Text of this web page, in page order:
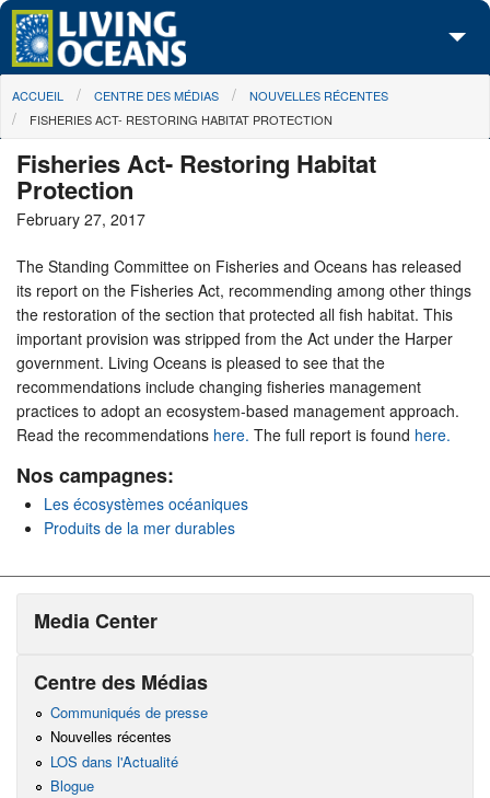
Skip to main content
À propos de nous
Centre des Médias
Passez à l'action
You are here
ACCUEIL CENTRE DES MÉDIAS
NOUVELLES RÉCENTES
FISHERIES ACT- RESTORING HABITAT PROTECTION
Fisheries Act- Restoring Habitat
Protection
February 27, 2017
The Standing Committee on Fisheries and Oceans has released
its report on the Fisheries Act, recommending among other things
the restoration of the section that protected all fish habitat. This
important provision was stripped from the Act under the Harper
government. Living Oceans is pleased to see that the
recommendations include changing fisheries management
practices to adopt an ecosystem-based management approach.
Read the recommendations here. The full report is found here.
Nos campagnes:
Les écosystèmes océaniques
Produits de la mer durables
Media Center
Centre des Médias
Communiqués de presse
Nouvelles récentes
LOS dans l'Actualité
Blogue